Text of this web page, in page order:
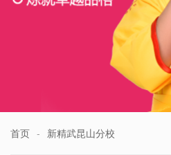
首页 - 新精武昆山分校